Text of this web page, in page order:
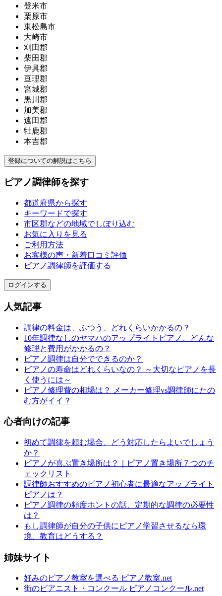
登米市
栗原市
東松島市
大崎市
刈田郡
柴田郡
伊具郡
亘理郡
宮城郡
黒川郡
加美郡
遠田郡
牡鹿郡
本吉郡
登録についての解説はこちら
ピアノ調律師を探す
都道府県から探す
キーワードで探す
市区郡などの地域でしぼり込む
お気に入りを見る
ご利用方法
お客様の声・新着口コミ評価
ピアノ調律師を評価する
ログインする
人気記事
調律の料金は、ふつう、どれくらいかかるの？
10年調律なしのヤマハのアップライトピアノ、どんな
修理と費用がかかるの？
ピアノ調律は自分でできるのか？
ピアノの寿命はどれくらいなの？ ～大切なピアノを長
く使うには～
ピアノ修理費の相場は？ メーカー修理vs調律師にたの
む方がイイ？
心者向けの記事
初めて調律を頼む場合、どう対応したらよいでしょう
か？
ピアノが喜ぶ置き場所は？｜ピアノ置き場所７つのチ
ェックリスト
調律師おすすめのピアノ初心者に最適なアップライト
ピアノは？
ピアノ調律の頻度ホントの話、定期的な調律の必要性
は？
もし調律師が自分の子供にピアノ学習させるなら環
境、教育はどうする？
姉妹サイト
好みのピアノ教室を選べる ピアノ教室.net
街のピアニスト・コンクール ピアノコンクール.net